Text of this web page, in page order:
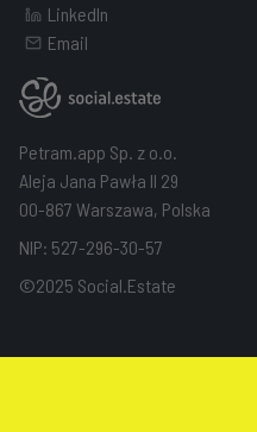
LinkedIn
Email
Petram.app Sp. z o.o.
Aleja Jana Pawła II 29
00-867 Warszawa, Polska
NIP: 527-296-30-57
©2025 Social.Estate